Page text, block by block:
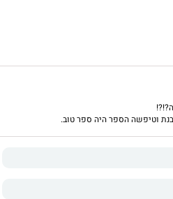
שוב ומאיים על הקשר השברירי
ולשכוח עומדת למבחן שמעבר
וטיפשה הספר היה ספר טוב.